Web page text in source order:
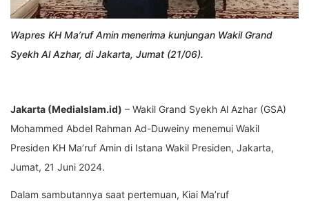
Wapres KH Ma’ruf Amin menerima kunjungan Wakil Grand
Syekh Al Azhar, di Jakarta, Jumat (21/06).
Jakarta (MediaIslam.id) – Wakil Grand Syekh Al Azhar (GSA)
Mohammed Abdel Rahman Ad-Duweiny menemui Wakil
Presiden KH Ma’ruf Amin di Istana Wakil Presiden, Jakarta,
Jumat, 21 Juni 2024.
Dalam sambutannya saat pertemuan, Kiai Ma’ruf